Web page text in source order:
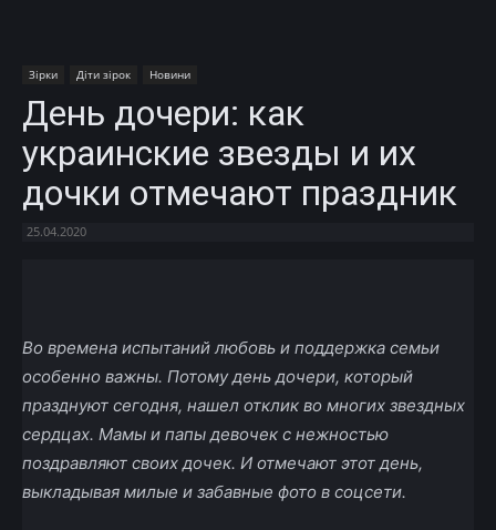
Зірки Діти зірок Новини
День дочери: как
украинские звезды и их
дочки отмечают праздник
25.04.2020
Во времена испытаний любовь и поддержка семьи
особенно важны. Потому день дочери, который
празднуют сегодня, нашел отклик во многих звездных
сердцах. Мамы и папы девочек с нежностью
поздравляют своих дочек. И отмечают этот день,
выкладывая милые и забавные фото в соцсети.